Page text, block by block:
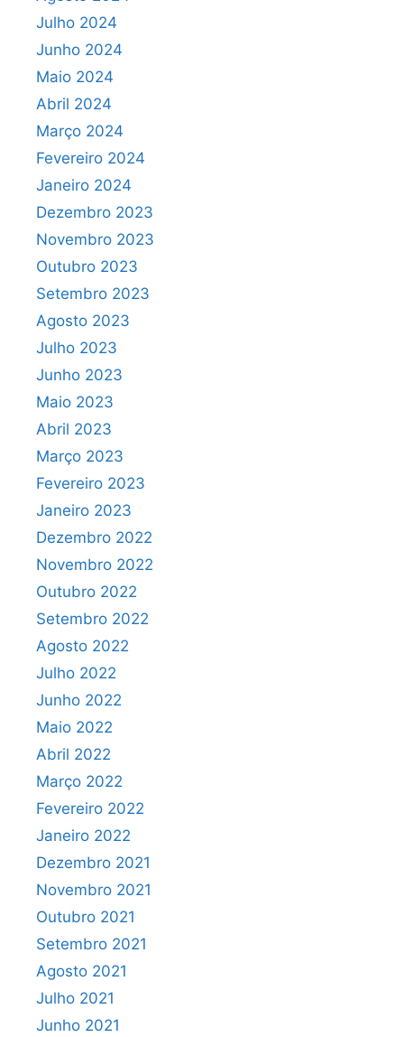
Julho 2024
Junho 2024
Maio 2024
Abril 2024
Março 2024
Fevereiro 2024
Janeiro 2024
Dezembro 2023
Novembro 2023
Outubro 2023
Setembro 2023
Agosto 2023
Julho 2023
Junho 2023
Maio 2023
Abril 2023
Março 2023
Fevereiro 2023
Janeiro 2023
Dezembro 2022
Novembro 2022
Outubro 2022
Setembro 2022
Agosto 2022
Julho 2022
Junho 2022
Maio 2022
Abril 2022
Março 2022
Fevereiro 2022
Janeiro 2022
Dezembro 2021
Novembro 2021
Outubro 2021
Setembro 2021
Agosto 2021
Julho 2021
Junho 2021